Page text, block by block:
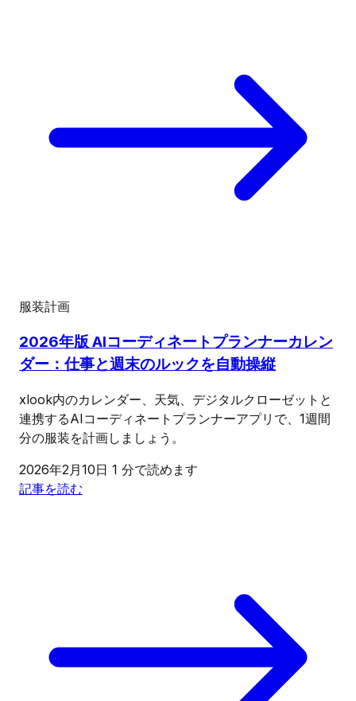
服装計画
2026年版 AIコーディネートプランナーカレン
ダー：仕事と週末のルックを自動操縦
xlook内のカレンダー、天気、デジタルクローゼットと
連携するAIコーディネートプランナーアプリで、1週間
分の服装を計画しましょう。
2026年2月10日 1 分で読めます
記事を読む